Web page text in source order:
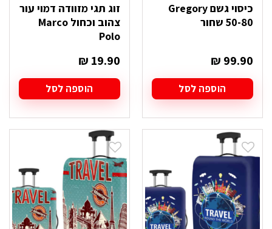
כיסוי גשם Gregory
50-80 שחור
₪ 99.90
הוספה לסל
זוג תגי מזוודה דמוי עור
צהוב וכחול Marco
Polo
₪ 19.90
הוספה לסל